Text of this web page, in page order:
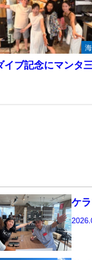
イブ記念にマンタ
ケ